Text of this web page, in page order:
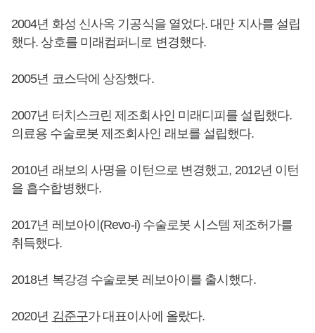
2004년 화성 신사옥 기공식을 열었다. 대만 지사를 설립
했다. 상호를 미래컴퍼니로 변경했다.
2005년 코스닥에 상장했다.
2007년 터치스크린 제조회사인 미래디피를 설립했다.
의료용 수술로봇 제조회사인 래보를 설립했다.
2010년 래보의 사명을 이턴으로 변경했고, 2012년 이턴
을 흡수합병했다.
2017년 레보아이(Revo-i) 수술로봇 시스템 제조허가를
취득했다.
2018년 복강경 수술로봇 레보아이를 출시했다.
2020년 김준구가 대표이사에 올랐다.